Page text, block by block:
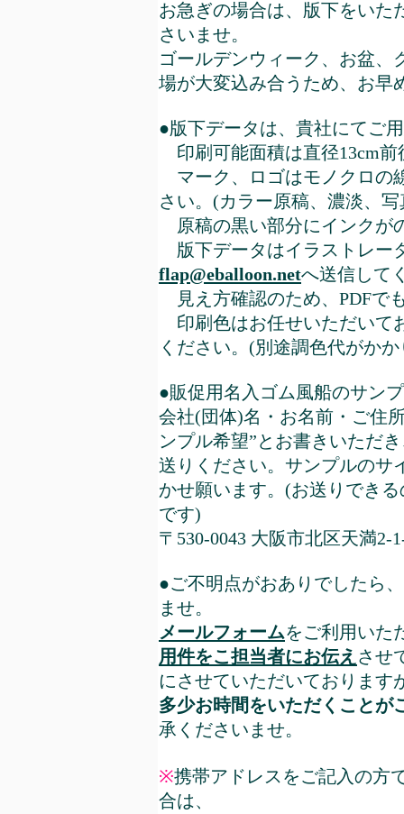
お急ぎの場合は、版下をいた
さいませ。
ゴールデンウィーク、お盆、
場が大変込み合うため、お早
●版下データは、貴社にてご
印刷可能面積は直径13cm前
マーク、ロゴはモノクロの
さい。(カラー原稿、濃淡、
原稿の黒い部分にインクが
版下データはイラストレー
flap@eballoon.netへ送信して
見え方確認のため、PDFで
印刷色はお任せいただいて
ください。(別途調色代がか
●販促用名入ゴム風船のサン
会社(団体)名・お名前・ご住
ンプル希望”とお書きいただ
送りください。サンプルのサ
かせ願います。(お送りでき
です)
〒530-0043 大阪市北区天満
●ご不明点がおありでしたら、
ませ。
メールフォームをご利用いた
用件をこ担当者にお伝え させ
にさせていただいております
多少お時間をいただくことが
承くださいませ。
※携帯アドレスをご記入の方
合は、